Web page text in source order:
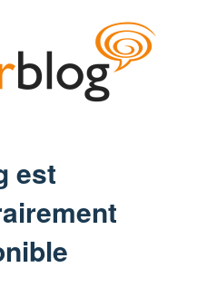
est